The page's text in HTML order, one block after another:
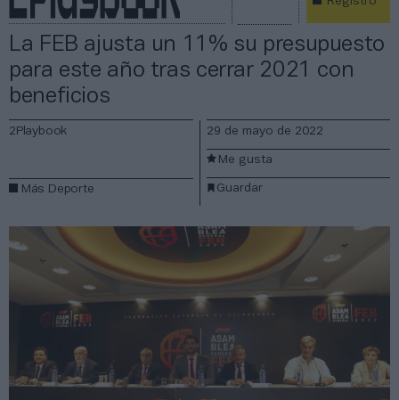
La FEB ajusta un 11% su presupuesto
para este año tras cerrar 2021 con
beneficios
2Playbook
Más Deporte
29 de mayo de 2022
Guardar
Me gusta